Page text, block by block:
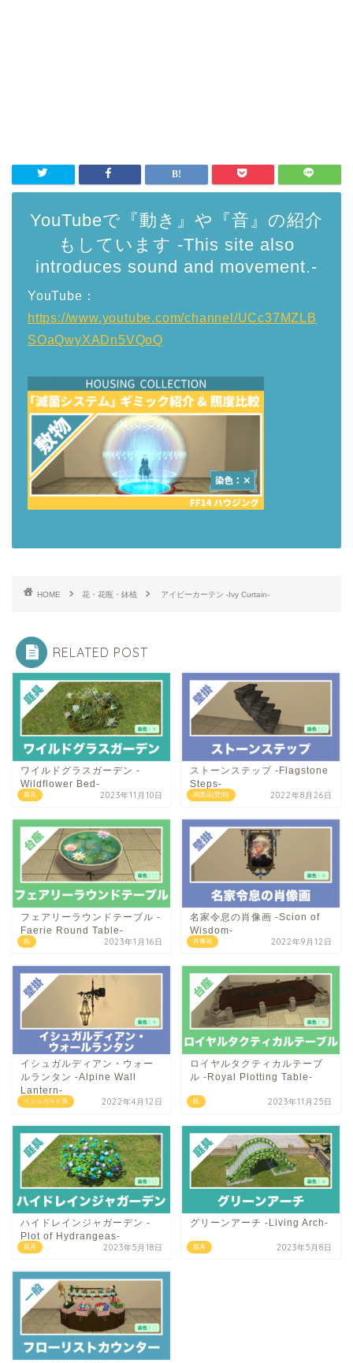
YouTubeで『動き』や『音』の紹介
もしています -This site also
introduces sound and movement.-
YouTube：
https://www.youtube.com/channel/UCc37MZLB
SOaQwyXADn5VQoQ
HOME 花・花瓶・鉢植 アイビーカーテン -Ivy Curtain-
RELATED POST
庭具
ワイルドグラスガーデン -
Wildflower Bed-
2023年11月10日 調度品(壁掛)
ストーンステップ -Flagstone
Steps-
2022年8月26日
机
フェアリーラウンドテーブル -
Faerie Round Table-
2023年1月16日 肖像画
名家令息の肖像画 -Scion of
Wisdom-
2022年9月12日
イシュガルド系
イシュガルディアン・ウォー
ルランタン -Alpine Wall
Lantern-
2022年4月12日 机
ロイヤルタクティカルテーブ
ル -Royal Plotting Table-
2023年11月25日
庭具
ハイドレインジャガーデン -
Plot of Hydrangeas-
2023年5月18日 庭具
グリーンアーチ -Living Arch-
2023年5月8日